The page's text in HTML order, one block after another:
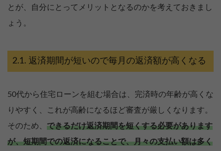
とが、自分にとってメリットとなるのかを考えておきまし
ょう。
返済期間が短いので毎月の返済額が高くなる
50代から住宅ローンを組む場合は、完済時の年齢が高くな
りやすく、これが高齢になるほど審査が厳しくなります。
そのため、 できるだけ返済期間を短くする必要があります
が、短期間での返済になることで、月々の支払い額は多く